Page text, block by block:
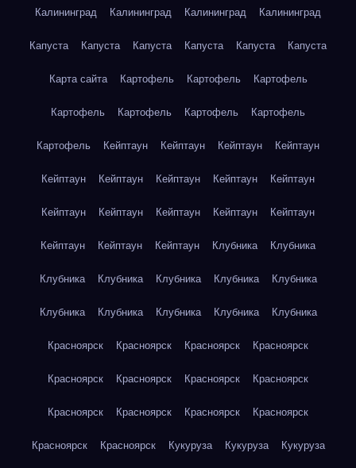
Калининград Калининград Калининград Калининград
Капуста Капуста Капуста Капуста Капуста Капуста
Карта сайта Картофель Картофель Картофель
Картофель Картофель Картофель Картофель
Картофель Кейптаун Кейптаун Кейптаун Кейптаун
Кейптаун Кейптаун Кейптаун Кейптаун Кейптаун
Кейптаун Кейптаун Кейптаун Кейптаун Кейптаун
Кейптаун Кейптаун Кейптаун Клубника Клубника
Клубника Клубника Клубника Клубника Клубника
Клубника Клубника Клубника Клубника Клубника
Красноярск Красноярск Красноярск Красноярск
Красноярск Красноярск Красноярск Красноярск
Красноярск Красноярск Красноярск Красноярск
Красноярск Красноярск Кукуруза Кукуруза Кукуруза